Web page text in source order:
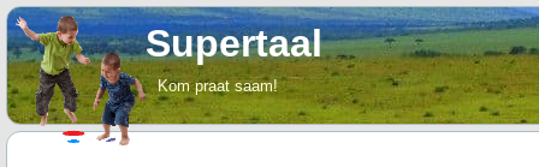
Supertaal
Kom praat saam!